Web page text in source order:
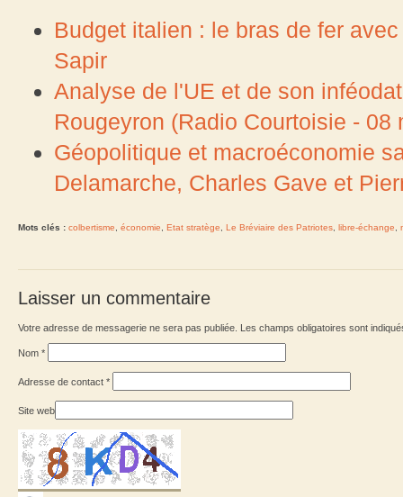
Budget italien : le bras de fer
Sapir
Analyse de l'UE et de son
Rougeyron (Radio Courtoisie - 08
Géopolitique et macroéconomie
Delamarche, Charles Gave et
Mots clés : colbertisme économie Etat stratège Le Bréviaire des Patriotes libre-échange
Laisser un commentaire
Votre adresse de messagerie ne sera pas publiée. Les champs obligatoires sont
Nom *
Adresse de contact *
Site web